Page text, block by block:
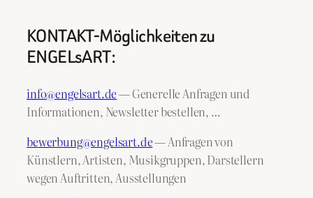
KONTAKT-Möglichkeiten zu
ENGELsART:
info@engelsart.de— Generelle Anfragen und
Informationen, Newsletter bestellen, …
bewerbung@engelsart.de— Anfragen von
Künstlern, Artisten, Musikgruppen, Darstellern
wegen Auftritten, Ausstellungen